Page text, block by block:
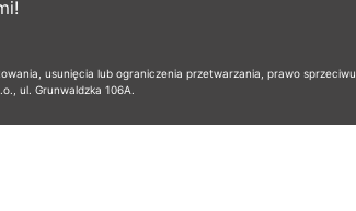
usunięcia lub ograniczenia przetwarzania, prawo sprzeciwu,
ul. Grunwaldzka 106A.